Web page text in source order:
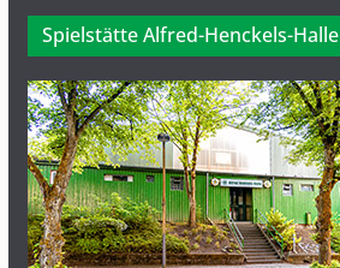
Spielstätte Alfred-Henckels-Halle